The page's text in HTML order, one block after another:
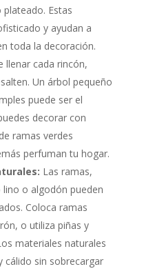
Estas
y ayudan a
toda la decoración.
llenar cada rincón,
Un árbol pequeño
puede ser el
decorar con
ramas verdes
perfuman tu hogar.
Las ramas,
o algodón pueden
Coloca ramas
o utiliza piñas y
materiales naturales
cálido sin sobrecargar